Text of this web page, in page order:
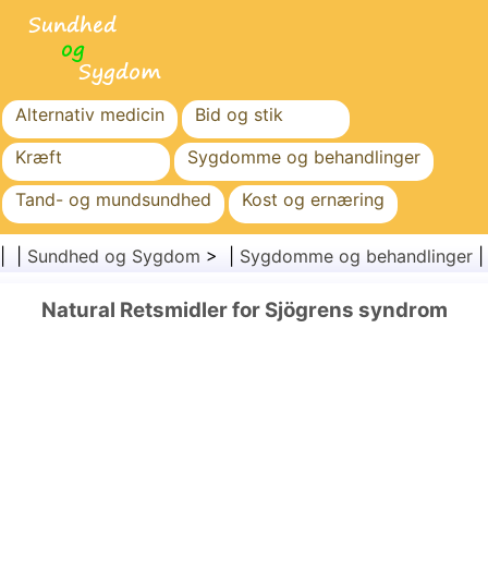
Alternativ medicin
Bid og stik
Kræft
Sygdomme og behandlinger
Tand- og mundsundhed
Kost og ernæring
Familiesundhed
Sundhedssektoren
Sundhed
Sundhed og Sygdom > | Sygdomme og behandlinger
Natural Retsmidler for Sjögrens syndrom